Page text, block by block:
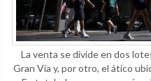
La venta se divide en dos
Gran Vía y, por otro, el ático